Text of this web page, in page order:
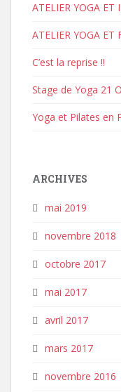
ATELIER YOGA ET
ATELIER YOGA ET
C’est la reprise !!
Stage de Yoga 21
Yoga et Pilates en
ARCHIVES
mai 2019
novembre 2018
octobre 2017
mai 2017
avril 2017
mars 2017
novembre 2016